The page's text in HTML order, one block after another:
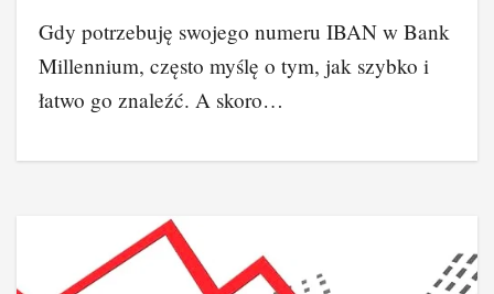
Gdy potrzebuję swojego numeru IBAN w Bank
Millennium, często myślę o tym, jak szybko i
łatwo go znaleźć. A skoro…